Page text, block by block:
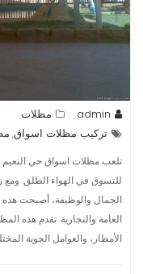
admin
مظلات
تركيب مظلات اسواق,
تلعب مظلات اسواق حي النعيم
للتسوق في الهواء الطلق. ومع
الجمال والوظيفة، أصبحت هذه
العامة والتجارية. تقدم هذه
الأمطار، والعوامل الجوية